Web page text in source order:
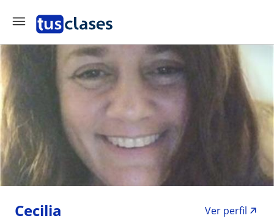
Cecilia
Ver perfil